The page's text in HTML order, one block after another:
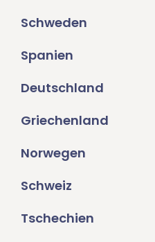
Schweden
Spanien
Deutschland
Griechenland
Norwegen
Schweiz
Tschechien